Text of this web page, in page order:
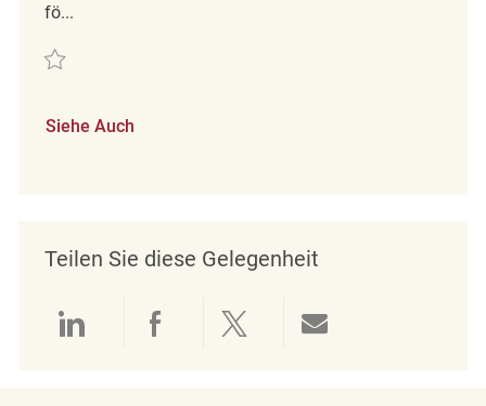
fö...
Retten Merchandise Associate REQ119290
Siehe Auch
Teilen Sie diese Gelegenheit
Über LinkedIn teilen
Über Facebook teilen
Über Twitter teilen